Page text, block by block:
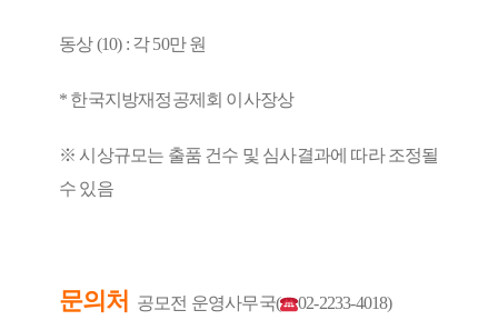
동상 (10) : 각 50만 원
* 한국지방재정공제회 이사장상
※ 시상규모는 출품 건수 및 심사결과에 따라 조정될
수 있음
문의처 공모전 운영사무국( 02-2233-4018)